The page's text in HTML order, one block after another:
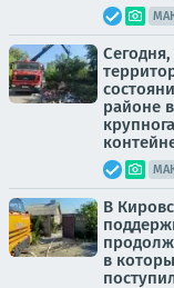
районе
В
в